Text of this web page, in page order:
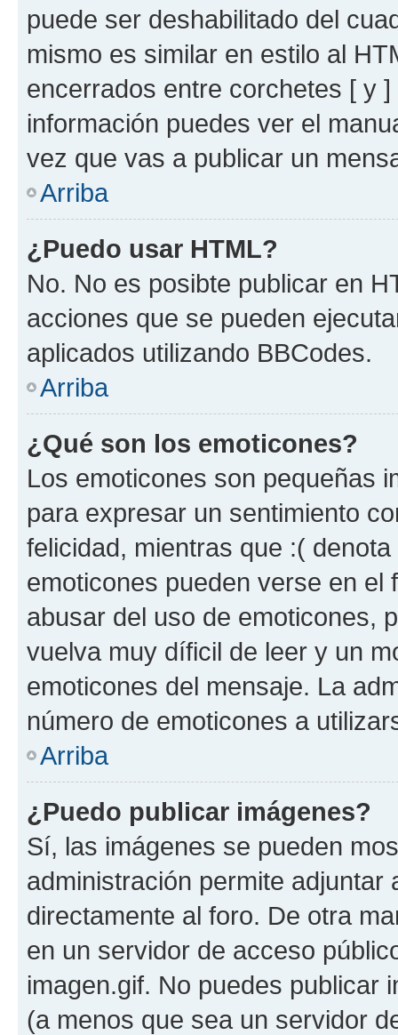
puede ser deshabilitado del
mismo es similar en estilo al
encerrados entre corchetes [ y
información puedes ver el
vez que vas a publicar un
Arriba
¿Puedo usar HTML?
No. No es posibte publicar en
acciones que se pueden
aplicados utilizando BBCodes.
Arriba
¿Qué son los emoticones?
Los emoticones son pequeñas
para expresar un sentimiento
felicidad, mientras que :(
emoticones pueden verse en el
abusar del uso de emoticones,
vuelva muy díficil de leer y un
emoticones del mensaje. La
número de emoticones a
Arriba
¿Puedo publicar imágenes?
Sí, las imágenes se pueden
administración permite
directamente al foro. De otra
en un servidor de acceso
imagen.gif. No puedes publicar
(a menos que sea un servidor